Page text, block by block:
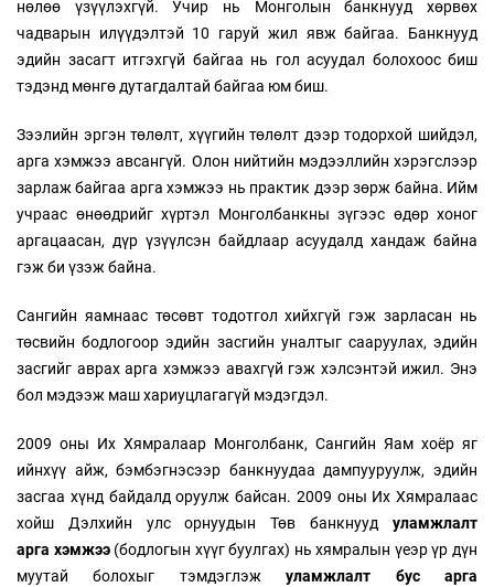
нөлөө үзүүлэхгүй. Учир нь Монголын банкнууд хөрвөх
чадварын илүүдэлтэй 10 гаруй жил явж байгаа. Банкнууд
эдийн засагт итгэхгүй байгаа нь гол асуудал болохоос биш
тэдэнд мөнгө дутагдалтай байгаа юм биш.
Зээлийн эргэн төлөлт, хүүгийн төлөлт дээр тодорхой шийдэл,
арга хэмжээ авсангүй. Олон нийтийн мэдээллийн хэрэгслээр
зарлаж байгаа арга хэмжээ нь практик дээр зөрж байна. Ийм
учраас өнөөдрийг хүртэл Монголбанкны зүгээс өдөр хоног
аргацаасан, дүр үзүүлсэн байдлаар асуудалд хандаж байна
гэж би үзэж байна.
Сангийн яамнаас төсөвт тодотгол хийхгүй гэж зарласан нь
төсвийн бодлогоор эдийн засгийн уналтыг сааруулах, эдийн
засгийг аврах арга хэмжээ авахгүй гэж хэлсэнтэй ижил. Энэ
бол мэдээж маш хариуцлагагүй мэдэгдэл.
2009 оны Их Хямралаар Монголбанк, Сангийн Яам хоёр яг
ийнхүү айж, бэмбэгнэсээр банкнуудаа дампууруулж, эдийн
засгаа хүнд байдалд оруулж байсан. 2009 оны Их Хямралаас
хойш Дэлхийн улс орнуудын Төв банкнууд уламжлалт
арга хэмжээ(бодлогын хүүг буулгах) нь хямралын үеэр үр дүн
муутай болохыг тэмдэглэжуламжлалт бус арга